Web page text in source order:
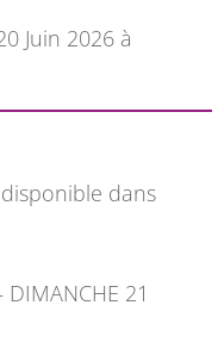
Juin 2026 à
dans
DIMANCHE 21